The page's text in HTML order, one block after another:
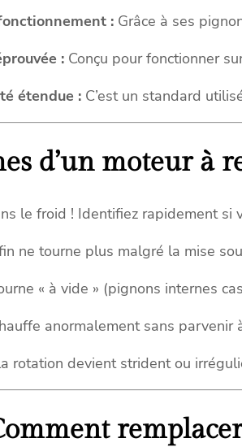
: Grâce à ses
: Conçu pour fonctionner
étendue : C’est un standard
d’un moteur à
le froid ! Identifiez rapidement si
ne tourne plus malgré la mise
« à vide » (pignons internes
anormalement sans parvenir
rotation devient strident ou